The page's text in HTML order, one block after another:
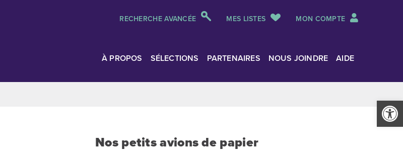
Ouvrir
RECHERCHE AVANCÉE MES LISTES MON COMPTE
À PROPOS SÉLECTIONS PARTENAIRES NOUS JOINDRE AIDE
Nos petits avions de papier